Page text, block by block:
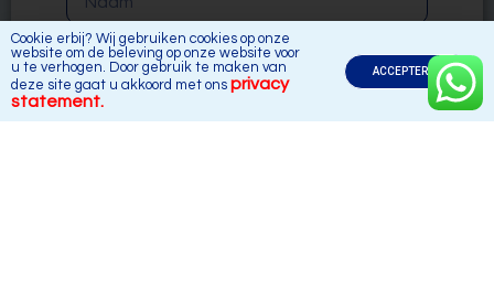
Inschrijven
Cookie erbij? Wij gebruiken cookies op onze
website om de beleving op onze website voor
u te verhogen. Door gebruik te maken van
deze site gaat u akkoord met ons privacy
statement.
ACCEPTEREN